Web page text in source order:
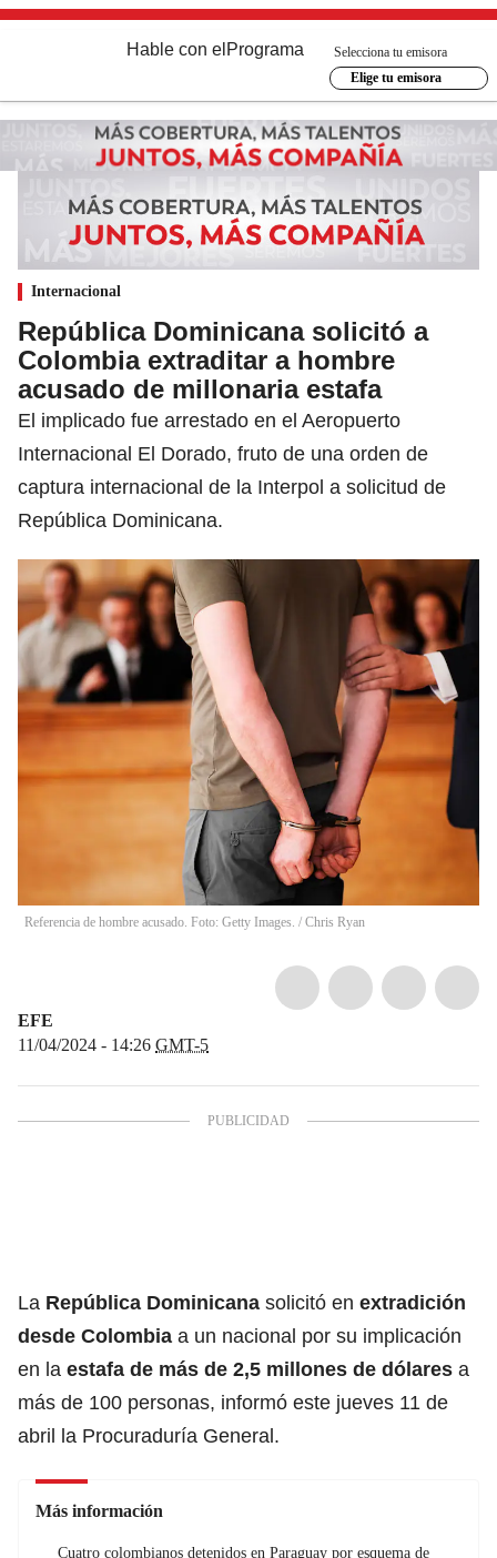
Hable con el Programa
Selecciona tu emisora
Elige tu emisora
Internacional
República Dominicana solicitó a
Colombia extraditar a hombre
acusado de millonaria estafa
El implicado fue arrestado en el Aeropuerto
Internacional El Dorado, fruto de una orden de
captura internacional de la Interpol a solicitud de
República Dominicana.
Referencia de hombre acusado. Foto: Getty Images. / Chris Ryan
EFE
11/04/2024 - 14:26 GMT-5
La República Dominicana solicitó en extradición
desde Colombia a un nacional por su implicación
en la estafa de más de 2,5 millones de dólares a
más de 100 personas, informó este jueves 11 de
abril la Procuraduría General.
Más información
Cuatro colombianos detenidos en Paraguay por esquema de